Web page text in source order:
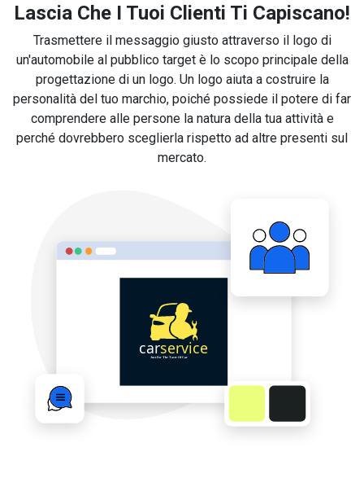
Lascia Che I Tuoi Clienti Ti Capiscano!
Trasmettere il messaggio giusto attraverso il logo di
un'automobile al pubblico target è lo scopo principale della
progettazione di un logo. Un logo aiuta a costruire la
personalità del tuo marchio, poiché possiede il potere di far
comprendere alle persone la natura della tua attività e
perché dovrebbero sceglierla rispetto ad altre presenti sul
mercato.